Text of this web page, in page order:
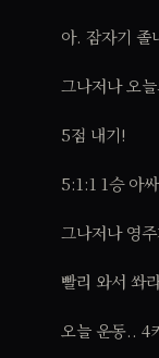
아. 잠자기 졸
그나저나 오
5점 내기!
5:1:1 1승 아
그나저나 영
빨리 와서 쏴
오늘 운동.. 4